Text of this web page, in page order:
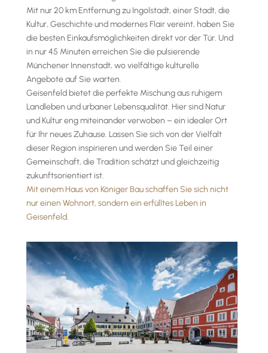
Mit nur 20 km Entfernung zu Ingolstadt, einer Stadt, die
Kultur, Geschichte und modernes Flair vereint, haben Sie
die besten Einkaufsmöglichkeiten direkt vor der Tür. Und
in nur 45 Minuten erreichen Sie die pulsierende
Münchener Innenstadt, wo vielfältige kulturelle
Angebote auf Sie warten.
Geisenfeld bietet die perfekte Mischung aus ruhigem
Landleben und urbaner Lebensqualität. Hier sind Natur
und Kultur eng miteinander verwoben – ein idealer Ort
für Ihr neues Zuhause. Lassen Sie sich von der Vielfalt
dieser Region inspirieren und werden Sie Teil einer
Gemeinschaft, die Tradition schätzt und gleichzeitig
zukunftsorientiert ist.
Mit einem Haus von Königer Bau schaffen Sie sich nicht
nur einen Wohnort, sondern ein erfülltes Leben in
Geisenfeld.